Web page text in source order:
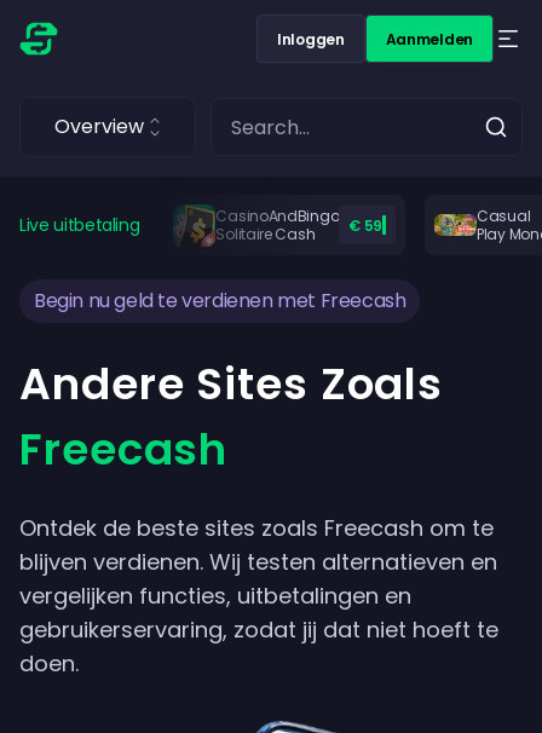
Inloggen Aanmelden
Overview
Live uitbetaling
CasinoAndBingo
Solitaire Cash
€ 59
Casual
Play
Begin nu geld te verdienen met Freecash
Andere Sites Zoals
Freecash
Ontdek de beste sites zoals Freecash om te
blijven verdienen. Wij testen alternatieven en
vergelijken functies, uitbetalingen en
gebruikerservaring, zodat jij dat niet hoeft te
doen.